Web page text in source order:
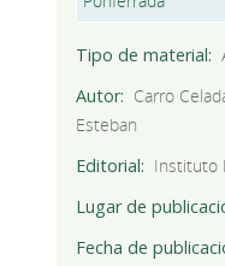
Tipo de material
Autor
Carro
Esteban
Editorial
Instituto
Lugar de
Fecha de